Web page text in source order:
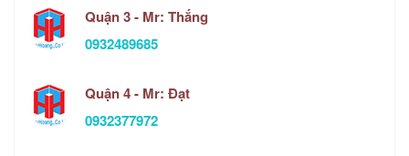
Quận 3 - Mr: Thắng
0932489685
Quận 4 - Mr: Đạt
0932377972